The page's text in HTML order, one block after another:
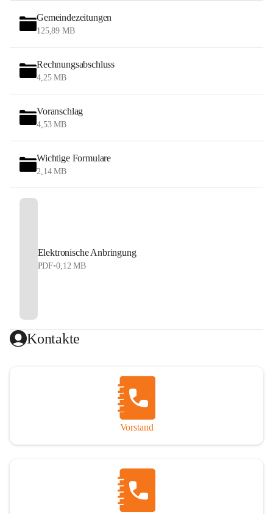
Gemeindezeitungen
125,89 MB
Rechnungsabschluss
4,25 MB
Voranschlag
4,53 MB
Wichtige Formulare
2,14 MB
Elektronische Anbringung
PDF•0,12 MB
Kontakte
Vorstand